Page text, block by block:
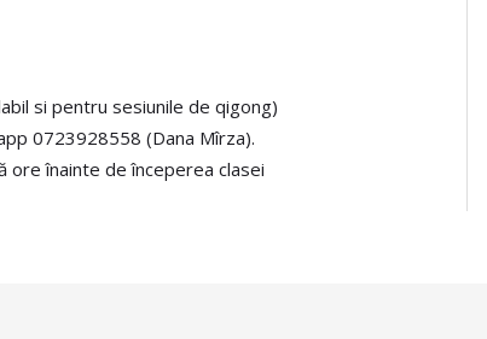
si pentru sesiunile de qigong)
0723928558 (Dana Mîrza).
ore înainte de începerea clasei